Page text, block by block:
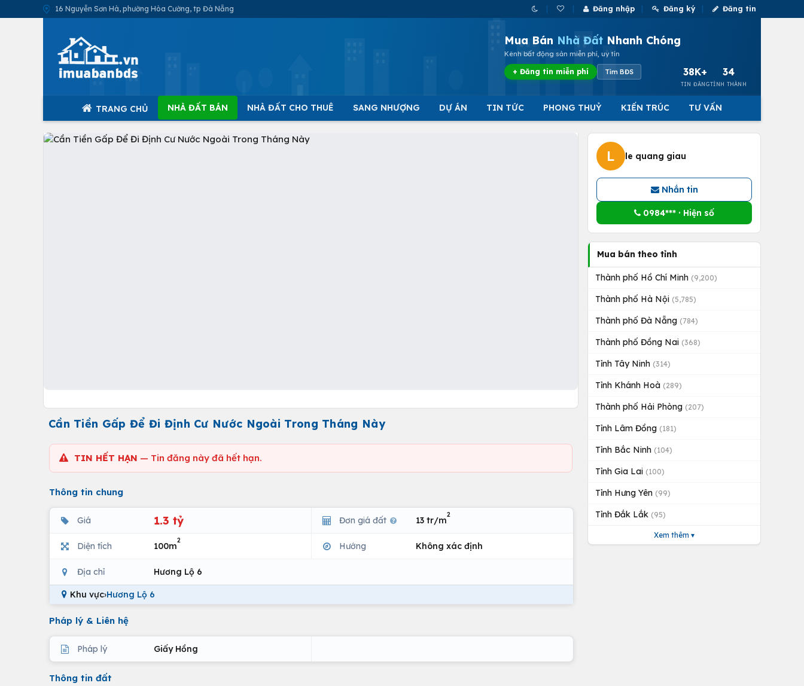
16 Nguyễn Sơn Hà, phường Hòa Cường, tp Đà Nẵng Đăng nhập Đăng ký Đăng tin
Mua Bán Nhà Đất Nhanh Chóng
Kênh bất động sản miễn phí, uy tín
+ Đăng tin miễn phí Tìm BĐS 38K+
TIN ĐĂNG
34
TỈNH THÀNH
TRANG CHỦ NHÀ ĐẤT BÁN NHÀ ĐẤT CHO THUÊ SANG NHƯỢNG DỰ ÁN TIN TỨC PHONG THUỶ KIẾN TRÚC TƯ VẤN
Cần Tiền Gấp Để Đi Định Cư Nước Ngoài Trong Tháng Này
TIN HẾT HẠN — Tin đăng này đã hết hạn.
Thông tin chung
Giá 1.3 tỷ Đơn giá đất 13 tr/m
2
Diện tích 100m
2
Hướng Không xác định
Địa chỉ Hương Lộ 6
Khu vực›Hương Lộ 6
Pháp lý & Liên hệ
Pháp lý Giấy Hồng
Thông tin đất
L le quang giau
Nhắn tin
0984*** · Hiện số
Mua bán theo tỉnh
Thành phố Hồ Chí Minh (9,200)
Thành phố Hà Nội (5,785)
Thành phố Đà Nẵng (784)
Thành phố Đồng Nai (368)
Tỉnh Tây Ninh (314)
Tỉnh Khánh Hoà (289)
Thành phố Hải Phòng (207)
Tỉnh Lâm Đồng (181)
Tỉnh Bắc Ninh (104)
Tỉnh Gia Lai (100)
Tỉnh Hưng Yên (99)
Tỉnh Đắk Lắk (95)
Xem thêm ▾